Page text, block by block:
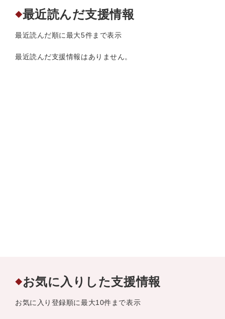
◆最近読んだ支援情報
最近読んだ順に最大5件まで表示
最近読んだ支援情報はありません。
◆お気に入りした支援情報
お気に入り登録順に最大10件まで表示